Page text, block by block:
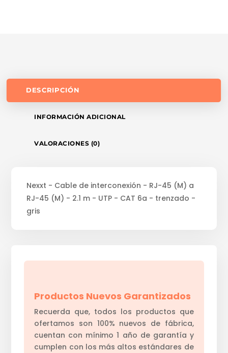
DESCRIPCIÓN
INFORMACIÓN ADICIONAL
VALORACIONES (0)
Nexxt - Cable de interconexión - RJ-45 (M) a
RJ-45 (M) - 2.1 m - UTP - CAT 6a - trenzado -
gris
Productos Nuevos Garantizados
Recuerda que, todos los productos que
ofertamos son 100% nuevos de fábrica,
cuentan con mínimo 1 año de garantía y
cumplen con los más altos estándares de